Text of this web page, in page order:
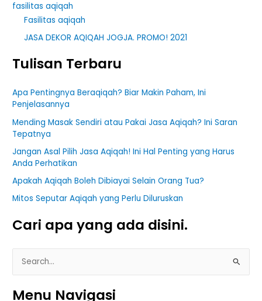
fasilitas aqiqah
Fasilitas aqiqah
JASA DEKOR AQIQAH JOGJA. PROMO! 2021
Tulisan Terbaru
Apa Pentingnya Beraqiqah? Biar Makin Paham, Ini
Penjelasannya
Mending Masak Sendiri atau Pakai Jasa Aqiqah? Ini Saran
Tepatnya
Jangan Asal Pilih Jasa Aqiqah! Ini Hal Penting yang Harus
Anda Perhatikan
Apakah Aqiqah Boleh Dibiayai Selain Orang Tua?
Mitos Seputar Aqiqah yang Perlu Diluruskan
Cari apa yang ada disini.
e
a
Menu Navigasi